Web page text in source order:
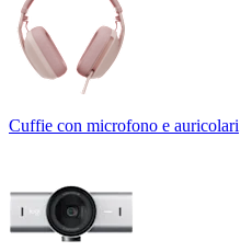
Cuffie con microfono e auricolari